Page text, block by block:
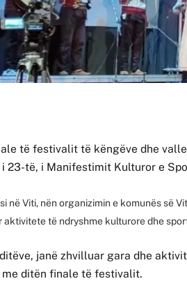
të festivalit të këngëve dhe
23-të, i Manifestimit Kulturor e
në Viti, nën organizimin e komunës së
aktivitete të ndryshme kulturore dhe
janë zhvilluar gara dhe
ditën finale të festivalit.